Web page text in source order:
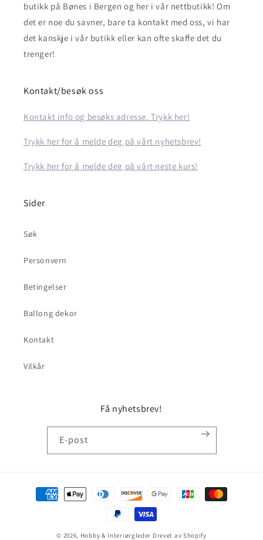
butikk på Bønes i Bergen og her i vår nettbutikk! Om
det er noe du savner, bare ta kontakt med oss, vi har
det kanskje i vår butikk eller kan ofte skaffe det du
trenger!
Kontakt/besøk oss
Kontakt info og besøks adresse. Trykk her!
Trykk her for å melde deg på vårt nyhetsbrev!
Trykk her for å melde deg på vårt neste kurs!
Sider
Søk
Personvern
Betingelser
Ballong dekor
Kontakt
Vilkår
Få nyhetsbrev!
E-post
Betalingsmåter
© 2026, Hobby & Interiørgleder Drevet av Shopify